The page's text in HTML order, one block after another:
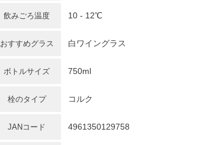
飲みごろ温度 10 - 12℃
おすすめグラス 白ワイングラス
ボトルサイズ 750ml
栓のタイプ コルク
JANコード 4961350129758